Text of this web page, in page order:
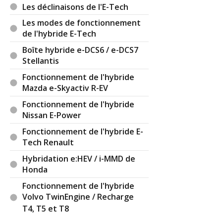
Les déclinaisons de l'E-Tech
Les modes de fonctionnement
de l'hybride E-Tech
Boîte hybride e-DCS6 / e-DCS7
Stellantis
Fonctionnement de l'hybride
Mazda e-Skyactiv R-EV
Fonctionnement de l'hybride
Nissan E-Power
Fonctionnement de l'hybride E-
Tech Renault
Hybridation e:HEV / i-MMD de
Honda
Fonctionnement de l'hybride
Volvo TwinEngine / Recharge
T4, T5 et T8